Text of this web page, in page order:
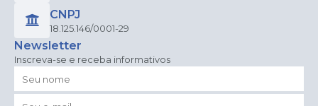
CNPJ
18.125.146/0001-29
Newsletter
Inscreva-se e receba informativos